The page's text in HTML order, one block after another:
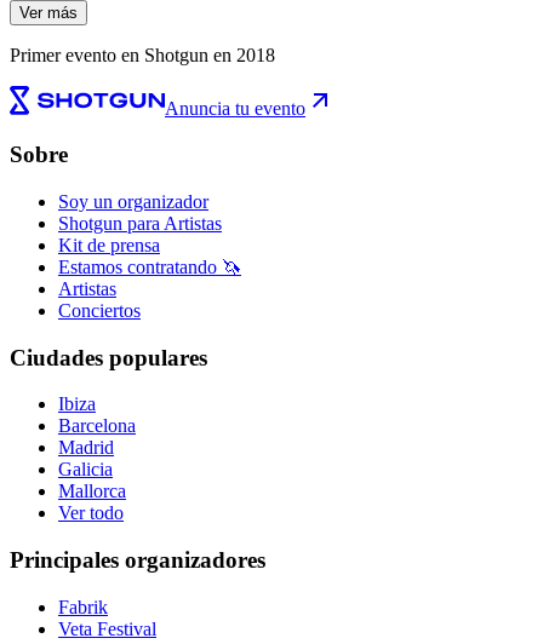
Ver más
Primer evento en Shotgun en 2018
Anuncia tu evento
Sobre
Soy un organizador
Shotgun para Artistas
Kit de prensa
Estamos contratando 🦄
Artistas
Conciertos
Ciudades populares
Ibiza
Barcelona
Madrid
Galicia
Mallorca
Ver todo
Principales organizadores
Fabrik
Veta Festival